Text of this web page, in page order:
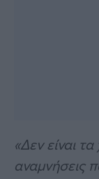
«Δεν είναι
αναμνήσεις